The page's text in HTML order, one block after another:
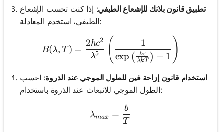
تطبيق قانون بلانك للإشعاع الطيفي: إذا كنت تحسب الإشعاع
الطيفي، استخدم المعادلة:
B(\lambda, T) =
B(λ, T) =
λ5
2hc2 ( exp ( λkT
hc ) − 1
1 )
استخدام قانون إزاحة فين للطول الموجي عند الذروة: احسب
الطول الموجي للانبعاث عند الذروة باستخدام:
\lambda_{max} =
λmax =
T
b